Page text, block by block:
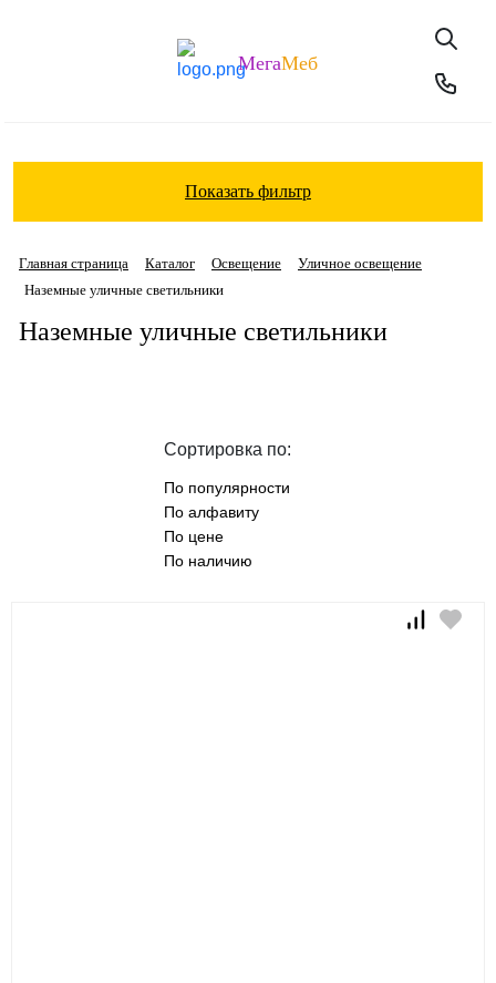
МегаМеб
Показать фильтр
Главная страница Каталог Освещение
Уличное освещение
Наземные уличные светильники
Наземные уличные светильники
Сортировка по:
По популярности
По алфавиту
По цене
По наличию